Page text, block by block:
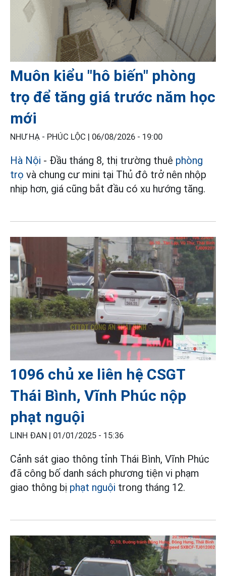
Muôn kiểu "hô biến" phòng
trọ để tăng giá trước năm học
mới
NHƯ HẠ - PHÚC LỘC | 06/08/2026 - 19:00
Hà Nội - Đầu tháng 8, thị trường thuê phòng
trọ và chung cư mini tại Thủ đô trở nên nhộp
nhịp hơn, giá cũng bắt đầu có xu hướng tăng.
1096 chủ xe liên hệ CSGT
Thái Bình, Vĩnh Phúc nộp
phạt nguội
LINH ĐAN | 01/01/2025 - 15:36
Cảnh sát giao thông tỉnh Thái Bình, Vĩnh Phúc
đã công bố danh sách phương tiện vi phạm
giao thông bị phạt nguội trong tháng 12.